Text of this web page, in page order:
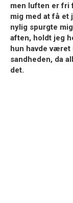
men luften er fri
mig med at få et
nylig spurgte
aften, holdt jeg
hun havde
sandheden, da
det.